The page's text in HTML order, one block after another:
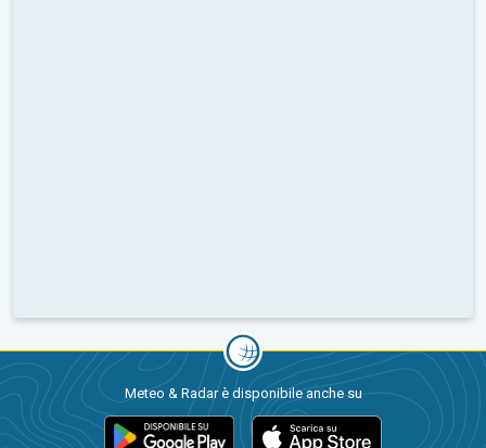
Meteo & Radar è disponibile anche su